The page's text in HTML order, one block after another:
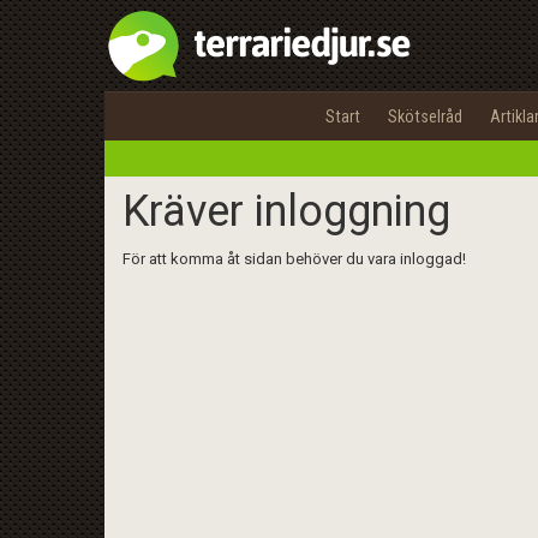
Start Skötselråd Artiklar
Kräver inloggning
För att komma åt sidan behöver du vara inloggad!